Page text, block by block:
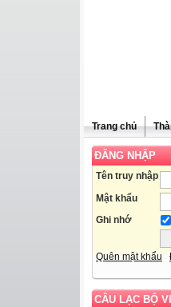
Trang chủ
ĐĂNG NHẬP
Tên truy nhập
Mật khẩu
Ghi nhớ
Quên mật khẩu
CÂU LẠC BỘ